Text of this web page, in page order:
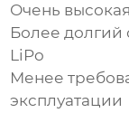
Очень
Более долгий
LiPo
Менее
эксплуатации